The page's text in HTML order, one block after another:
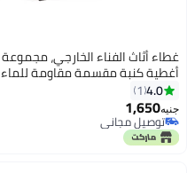
غطاء أثاث الفناء الخارجي، مجموعة
أغطية كنبة مقسمة مقاومة للماء
ومتينة، غطاء طاولة وكراسي الفناء
ارتفاع، رمادي
4.0
1
جنيه1,650
توصيل مجاني
توصيل مجاني